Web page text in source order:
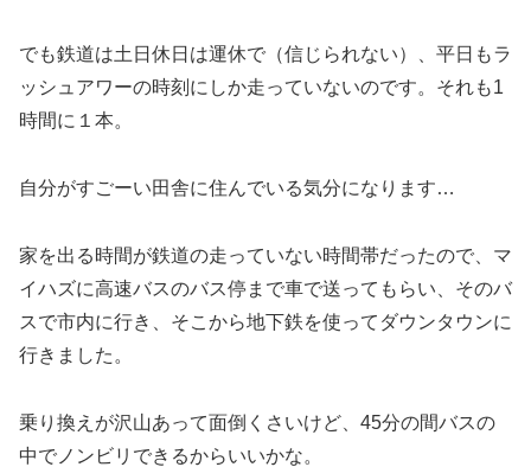
でも鉄道は土日休日は運休で（信じられない）、平日もラ
ッシュアワーの時刻にしか走っていないのです。それも1
時間に１本。
自分がすごーい田舎に住んでいる気分になります…
家を出る時間が鉄道の走っていない時間帯だったので、マ
イハズに高速バスのバス停まで車で送ってもらい、そのバ
スで市内に行き、そこから地下鉄を使ってダウンタウンに
行きました。
乗り換えが沢山あって面倒くさいけど、45分の間バスの
中でノンビリできるからいいかな。